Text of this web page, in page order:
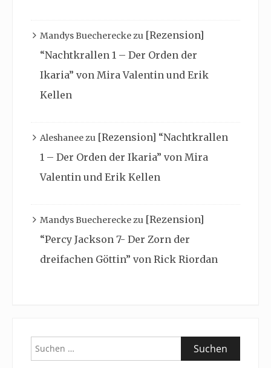
Mandys Buechereckezu [Rezension]
“Nachtkrallen 1 – Der Orden der
Ikaria” von Mira Valentin und Erik
Kellen
Aleshaneezu [Rezension] “Nachtkrallen
1 – Der Orden der Ikaria” von Mira
Valentin und Erik Kellen
Mandys Buechereckezu [Rezension]
“Percy Jackson 7- Der Zorn der
dreifachen Göttin” von Rick Riordan
Suchen
nach: